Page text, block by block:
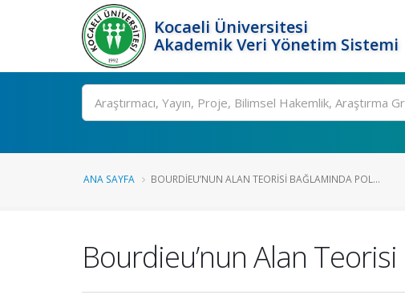
Kocaeli Üniversitesi
Akademik Veri Yönetim Sistemi
Ara
ANA SAYFA BOURDIEU’NUN ALAN TEORISI BAĞLAMINDA POL...
Bourdieu’nun Alan